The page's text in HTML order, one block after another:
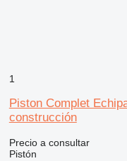
1
Piston Complet
construcción
Precio a consultar
Pistón